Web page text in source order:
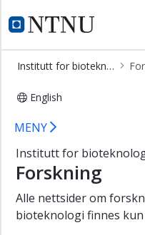
NTNU Hjemmeside
Institutt for
Institutt for bioteknologi og matvitenskap
English
Forskning -
×
Forsiden
Ansatte
Studier
Forskning
Om
oss
MENY
Institutt for
Forskning
Alle nettsider om
bioteknologi finnes